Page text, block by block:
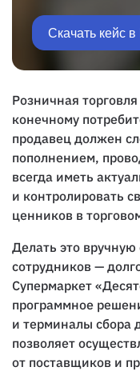
Скачать кейс
Розничная
конечному
продавец должен
пополнением,
всегда иметь
и контролировать
ценников в
Делать это
сотрудников —
Супермаркет
программное
и терминалы сбора
позволяет
от поставщиков и